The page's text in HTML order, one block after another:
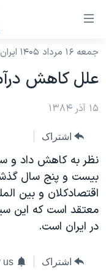
لینکهای
دسترسی
جهش
محتوای
جهش
به
صفحه
اصلی
جهش
به
نسخه سبک
موضوع ها
ایران
آمریکا
جهان
ورزشی
گزیده‌ها
ویدیوها
برنامه های تلویزیونی
جدول برنامه ها
صفحه‌های ویژه
جام جهانی ۲۰۲۶
عملیات خشم حماسی
بایگانی برنامه‌های
فرکانس‌های صدای
پخش رادیویی
یادگیری زبان انگلیسی
جمعه ۱۶ مرداد ۱۴۰۵ ایران ۱۳:۴۰
علل کاهش
۱۵ آذر ۱۳۸۴
اشتراک
نظر به کاهش داد و
بيست و پنج سال
اقتصادکلان و بين
معتقد است که اين
در ايران است.
اشتراک us